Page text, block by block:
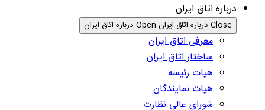
درباره اتاق ایران
Close درباره اتاق ایران Open درباره اتاق ایران
معرفی اتاق ایران
ساختار اتاق ایران
هیات رئیسه
هیات نمایندگان
شورای عالی نظارت